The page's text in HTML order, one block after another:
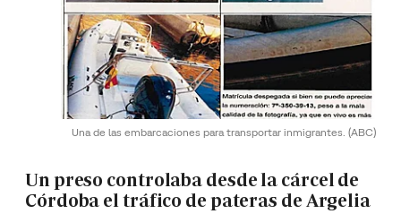
Una de las embarcaciones para transportar inmigrantes. (ABC)
Un preso controlaba desde la cárcel de
Córdoba el tráfico de pateras de Argelia